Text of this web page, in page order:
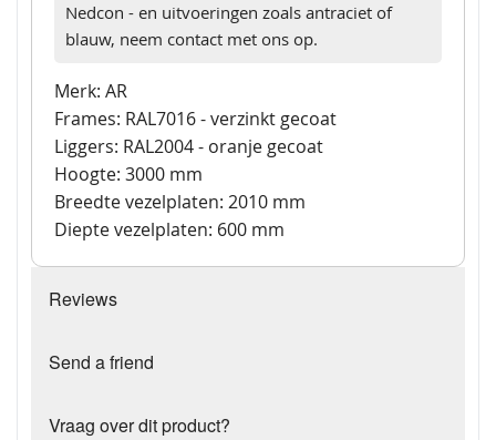
Nedcon - en uitvoeringen zoals antraciet of
blauw, neem contact met ons op.
Merk: AR
Frames: RAL7016 - verzinkt gecoat
Liggers: RAL2004 - oranje gecoat
Hoogte: 3000 mm
Breedte vezelplaten: 2010 mm
Diepte vezelplaten: 600 mm
Reviews
Send a friend
Vraag over dit product?